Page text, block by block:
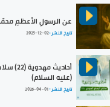
عن الرسولِ الأعظمِ
تاريخ النشر :2025-12-02
أحاديث
(عليه السلام)
تاريخ النشر :2026-04-01